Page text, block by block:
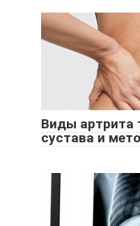
Виды артрита
сустава и